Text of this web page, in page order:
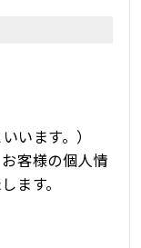
います。）
客様の個人情
ます。